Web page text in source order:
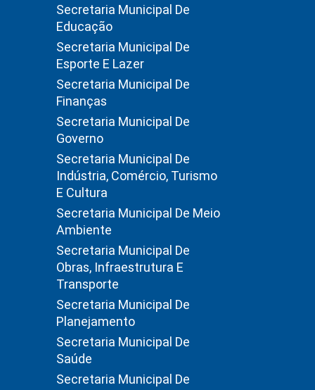
Secretaria Municipal De
Educação
Secretaria Municipal De
Esporte E Lazer
Secretaria Municipal De
Finanças
Secretaria Municipal De
Governo
Secretaria Municipal De
Indústria, Comércio, Turismo
E Cultura
Secretaria Municipal De Meio
Ambiente
Secretaria Municipal De
Obras, Infraestrutura E
Transporte
Secretaria Municipal De
Planejamento
Secretaria Municipal De
Saúde
Secretaria Municipal De